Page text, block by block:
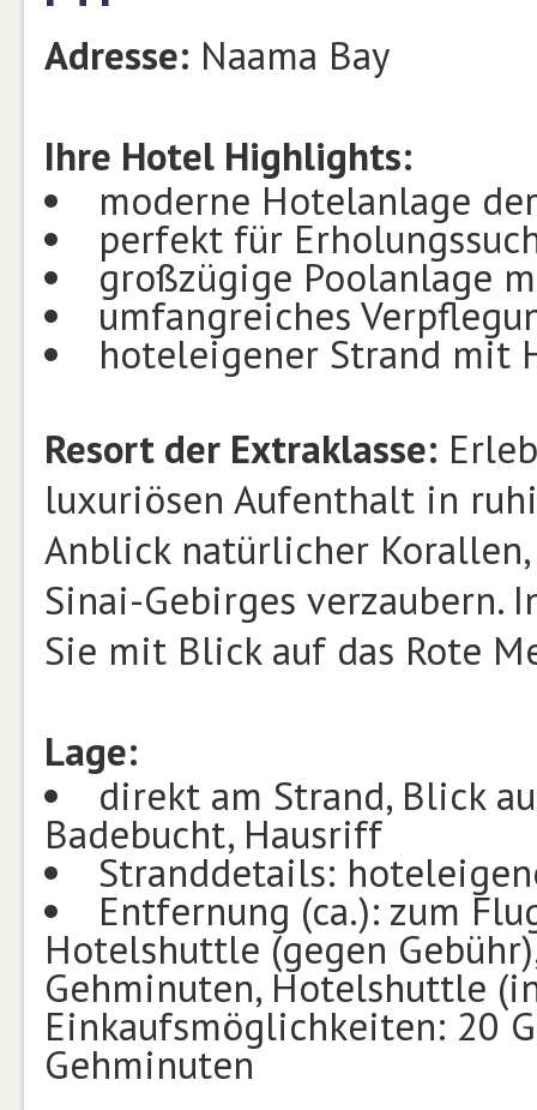
Adresse: Naama Bay
Ihre Hotel Highlights:
moderne Hotelanlage
perfekt für
großzügige Poolanlage
umfangreiches
hoteleigener Strand mit
Resort der Extraklasse:
luxuriösen Aufenthalt in
Anblick natürlicher
Sinai-Gebirges verzaubern.
Sie mit Blick auf das Rote
Lage:
direkt am Strand, Blick
Badebucht, Hausriff
Stranddetails:
Entfernung (ca.): zum
Hotelshuttle (gegen
Gehminuten, Hotelshuttle
Einkaufsmöglichkeiten: 20
Gehminuten